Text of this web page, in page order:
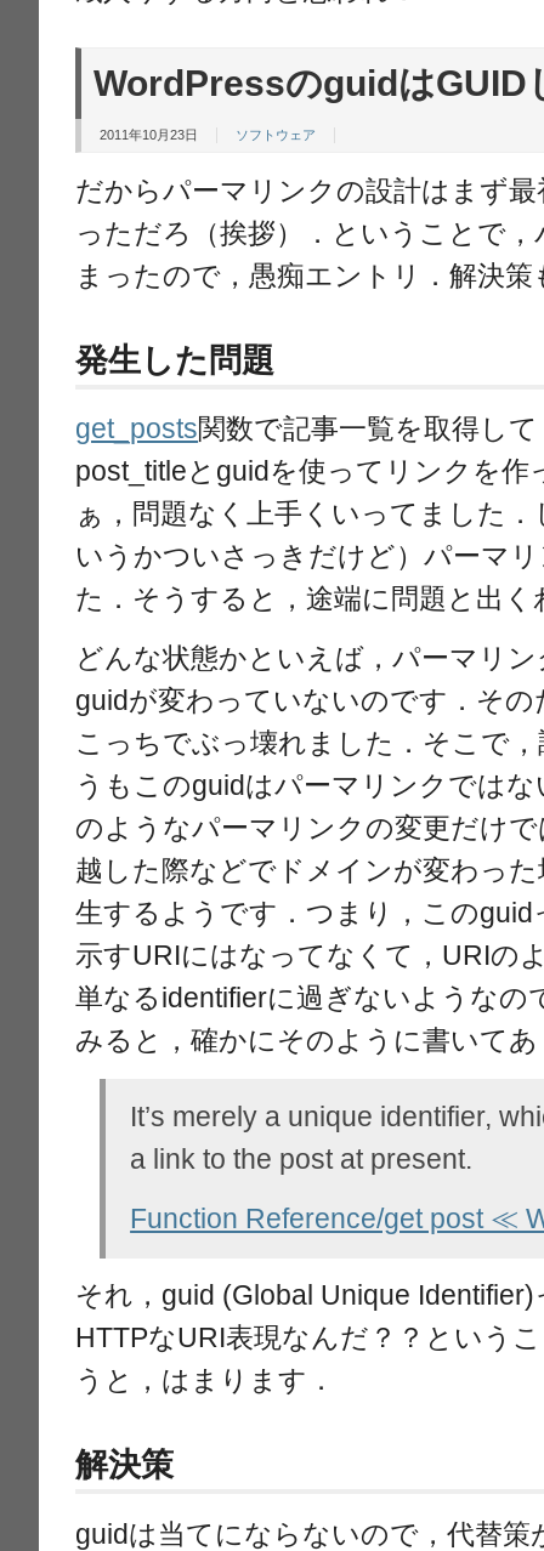
WordPressのguidはGUID
2011年10月23日 ソフトウェア
だからパーマリンクの設計はまず
っただろ（挨拶）．ということで
まったので，愚痴エントリ．解決
発生した問題
get_posts関数で記事一覧を取得し
post_titleとguidを使ってリンクを作
ぁ，問題なく上手くいってました
いうかついさっきだけど）パーマ
た．そうすると，途端に問題と出
どんな状態かといえば，パーマリ
guidが変わっていないのです．そ
こっちでぶっ壊れました．そこで
うもこのguidはパーマリンクでは
のようなパーマリンクの変更だけ
越した際などでドメインが変わっ
生するようです．つまり，この
示すURIにはなってなくて，URIの
単なるidentifierに過ぎないようなの
みると，確かにそのように書いて
It’s merely a unique identifier,
a link to the post at present.
Function Reference/get post ≪
それ，guid (Global Unique
HTTPなURI表現なんだ？？という
うと，はまります．
解決策
guidは当てにならないので，代替策